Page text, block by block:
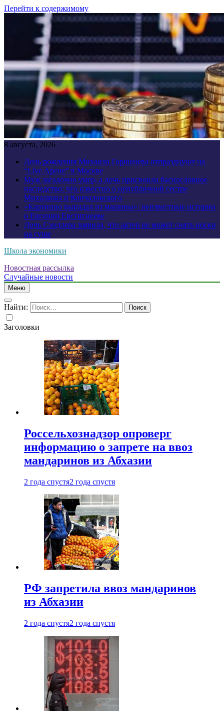
Перейти к содержимому
8 августа, 2026
День рождения Михаила Горшенева отпразднуют на
“Live Арене” в Москве
Муж загадочно умер, а дочь присвоила баснословное
наследство: что известно о непубличной сестре
Михалкова и Кончаловского
«Картинно выпадал из машины»: неизвестные истории
о Евгении Евстигнееве
Дочь Сэндлера заявила, что актер не может снять носки
на суше
Школа экономики
Новостная рассылка
Случайные новости
Меню
Найти:
Заголовки
Россельхознадзор опроверг
информацию о запрете на ввоз
мандаринов из Абхазии
2 года спустя2 года спустя
РФ запретила ввоз мандаринов
из Абхазии
2 года спустя2 года спустя